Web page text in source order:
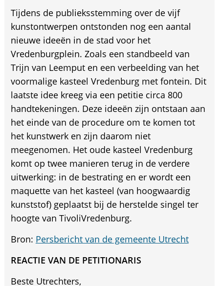
Tijdens de publieksstemming over de vijf
kunstontwerpen ontstonden nog een aantal
nieuwe ideeën in de stad voor het
Vredenburgplein. Zoals een standbeeld van
Trijn van Leemput en een verbeelding van het
voormalige kasteel Vredenburg met fontein. Dit
laatste idee kreeg via een petitie circa 800
handtekeningen. Deze ideeën zijn ontstaan aan
het einde van de procedure om te komen tot
het kunstwerk en zijn daarom niet
meegenomen. Het oude kasteel Vredenburg
komt op twee manieren terug in de verdere
uitwerking: in de bestrating en er wordt een
maquette van het kasteel (van hoogwaardig
kunststof) geplaatst bij de herstelde singel ter
hoogte van TivoliVredenburg.
Bron: Persbericht van de gemeente Utrecht
REACTIE VAN DE PETITIONARIS
Beste Utrechters,